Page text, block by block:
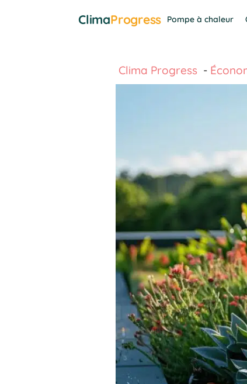
ClimaProgress Pompe à chaleur
Clima Progress